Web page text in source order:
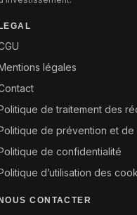
LEGAL
légales
de traitement des
de prévention et de
de confidentialité
d’utilisation des
NOUS CONTACTER